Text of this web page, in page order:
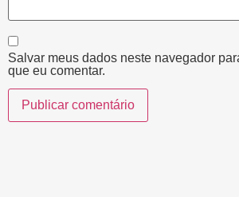
Salvar meus dados neste navegador
que eu comentar.